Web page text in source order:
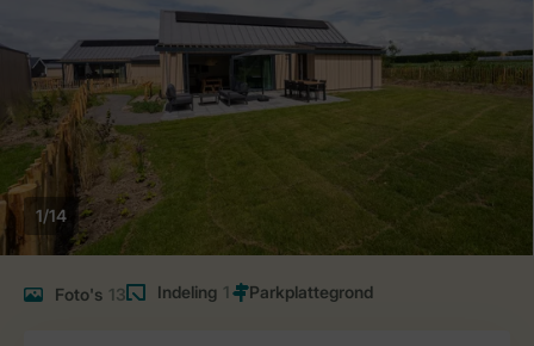
1/14
Foto's 13 Indeling 1